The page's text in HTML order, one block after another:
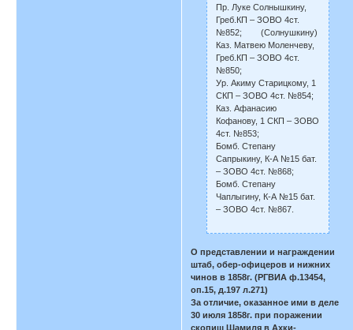
Пр. Луке Солнышкину,
Греб.КП – ЗОВО 4ст.
№852; (Солнушкину)
Каз. Матвею Моленчеву,
Греб.КП – ЗОВО 4ст.
№850;
Ур. Акиму Старицкому, 1
СКП – ЗОВО 4ст. №854;
Каз. Афанасию
Кофанову, 1 СКП – ЗОВО
4ст. №853;
Бомб. Степану
Сапрыкину, К-А №15 бат.
– ЗОВО 4ст. №868;
Бомб. Степану
Чаплыгину, К-А №15 бат.
– ЗОВО 4ст. №867.
О представлении и награждении
штаб, обер-офицеров и нижних
чинов в 1858г. (РГВИА ф.13454,
оп.15, д.197 л.271)
За отличие, оказанное ими в деле
30 июля 1858г. при поражении
скопищ Шамиля в Ахки-